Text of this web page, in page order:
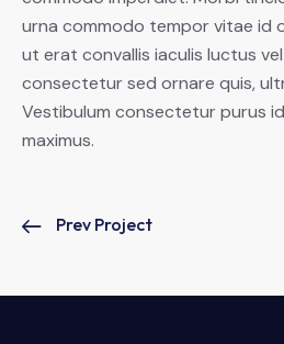
urna commodo tempor vitae id
ut erat convallis iaculis luctus
consectetur sed ornare quis,
Vestibulum consectetur purus
maximus.
Prev Project